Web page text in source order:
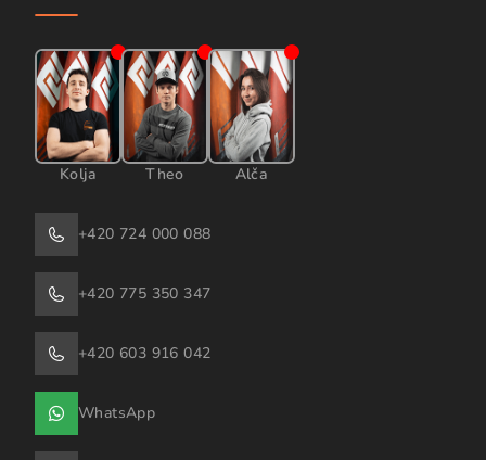
Kolja Theo Alča
+420 724 000 088
+420 775 350 347
+420 603 916 042
WhatsApp